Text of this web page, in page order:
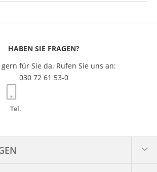
Tel.
HABEN SIE FRAGEN?
für Sie da. Rufen Sie uns an:
030 72 61 53-0